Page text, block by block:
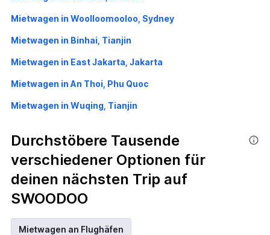
Mietwagen in Woolloomooloo, Sydney
Mietwagen in Binhai, Tianjin
Mietwagen in East Jakarta, Jakarta
Mietwagen in An Thoi, Phu Quoc
Mietwagen in Wuqing, Tianjin
Durchstöbere Tausende
verschiedener Optionen für
deinen nächsten Trip auf
SWOODOO
Mietwagen an Flughäfen